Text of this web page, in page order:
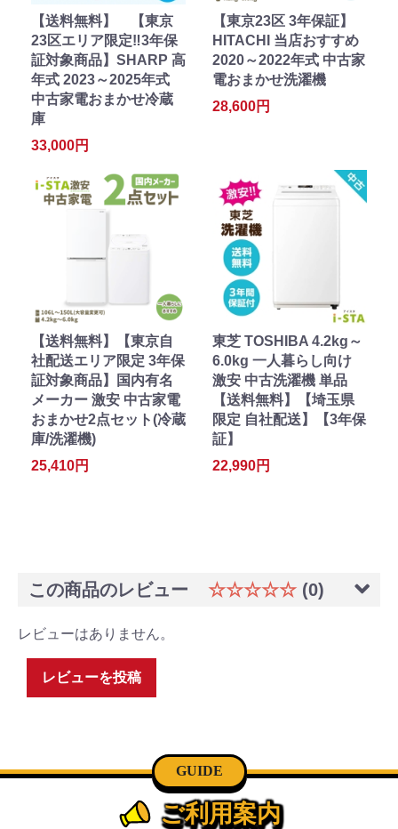
【送料無料】 【東京
23区エリア限定‼3年保
証対象商品】SHARP 高
年式 2023～2025年式
中古家電おまかせ冷蔵
庫
33,000円
【東京23区 3年保証】
HITACHI 当店おすすめ
2020～2022年式 中古家
電おまかせ洗濯機
28,600円
【送料無料】【東京自
社配送エリア限定 3年保
証対象商品】国内有名
メーカー 激安 中古家電
おまかせ2点セット(冷蔵
庫/洗濯機)
25,410円
東芝 TOSHIBA 4.2kg～
6.0kg 一人暮らし向け
激安 中古洗濯機 単品
【送料無料】【埼玉県
限定 自社配送】【3年保
証】
22,990円
この商品のレビュー ☆☆☆☆☆ (0)
レビューはありません。
レビューを投稿
GUIDE
ご利用案内